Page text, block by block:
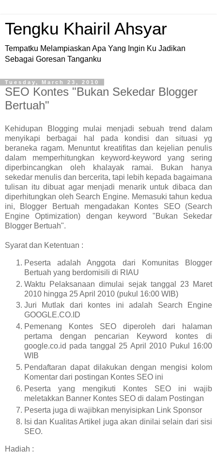
Tengku Khairil Ahsyar
Tempatku Melampiaskan Apa Yang Ingin Ku Jadikan
Sebagai Goresan Tanganku
Tuesday, March 23, 2010
SEO Kontes "Bukan Sekedar Blogger
Bertuah"
Kehidupan Blogging mulai menjadi sebuah trend dalam
menyikapi berbagai hal pada kondisi dan situasi yg
beraneka ragam. Menuntut kreatifitas dan kejelian penulis
dalam memperhitungkan keyword-keyword yang sering
diperbincangkan oleh khalayak ramai. Bukan hanya
sekedar menulis dan bercerita, tapi lebih kepada bagaimana
tulisan itu dibuat agar menjadi menarik untuk dibaca dan
diperhitungkan oleh Search Engine. Memasuki tahun kedua
ini, Blogger Bertuah mengadakan Kontes SEO (Search
Engine Optimization) dengan keyword "Bukan Sekedar
Blogger Bertuah".
Syarat dan Ketentuan :
Peserta adalah Anggota dari Komunitas Blogger
Bertuah yang berdomisili di RIAU
Waktu Pelaksanaan dimulai sejak tanggal 23 Maret
2010 hingga 25 April 2010 (pukul 16:00 WIB)
Juri Mutlak dari kontes ini adalah Search Engine
GOOGLE.CO.ID
Pemenang Kontes SEO diperoleh dari halaman
pertama dengan pencarian Keyword kontes di
google.co.id pada tanggal 25 April 2010 Pukul 16:00
WIB
Pendaftaran dapat dilakukan dengan mengisi kolom
Komentar dari postingan Kontes SEO ini
Peserta yang mengikuti Kontes SEO ini wajib
meletakkan Banner Kontes SEO di dalam Postingan
Peserta juga di wajibkan menyisipkan Link Sponsor
Isi dan Kualitas Artikel juga akan dinilai selain dari sisi
SEO.
Hadiah :